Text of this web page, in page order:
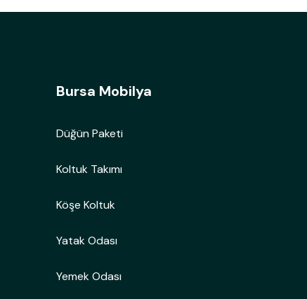
Bursa Mobilya
Düğün Paketi
Koltuk Takımı
Köşe Koltuk
Yatak Odası
Yemek Odası